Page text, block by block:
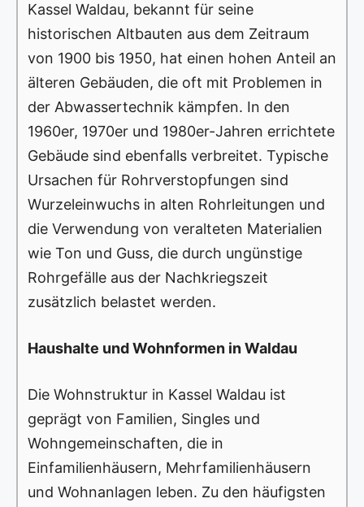
Kassel Waldau, bekannt für seine
historischen Altbauten aus dem Zeitraum
von 1900 bis 1950, hat einen hohen Anteil an
älteren Gebäuden, die oft mit Problemen in
der Abwassertechnik kämpfen. In den
1960er, 1970er und 1980er-Jahren errichtete
Gebäude sind ebenfalls verbreitet. Typische
Ursachen für Rohrverstopfungen sind
Wurzeleinwuchs in alten Rohrleitungen und
die Verwendung von veralteten Materialien
wie Ton und Guss, die durch ungünstige
Rohrgefälle aus der Nachkriegszeit
zusätzlich belastet werden.
Haushalte und Wohnformen in Waldau
Die Wohnstruktur in Kassel Waldau ist
geprägt von Familien, Singles und
Wohngemeinschaften, die in
Einfamilienhäusern, Mehrfamilienhäusern
und Wohnanlagen leben. Zu den häufigsten